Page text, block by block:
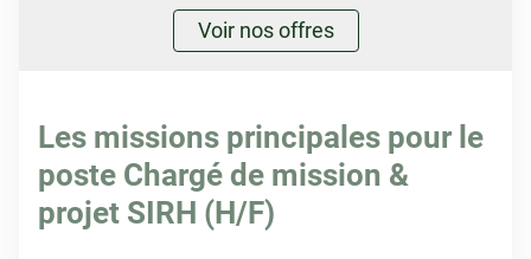
Voir nos offres
Les missions principales pour le
poste Chargé de mission &
projet SIRH (H/F)